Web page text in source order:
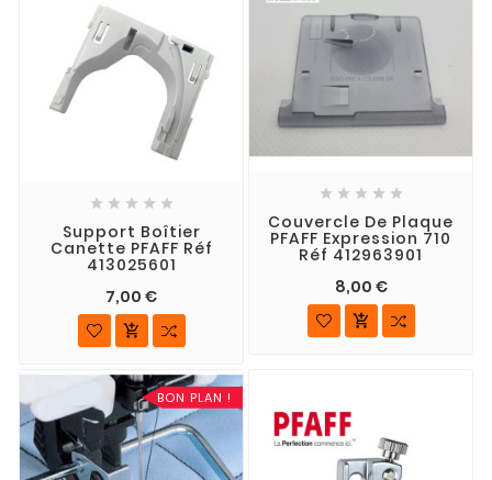
    
Support Boîtier
Canette PFAFF Réf
413025601
7,00 €

    
Couvercle De Plaque
PFAFF Expression 710
Réf 412963901
8,00 €

BON PLAN !